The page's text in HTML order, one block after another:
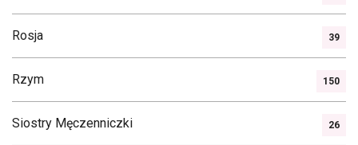
Rosja 39
Rzym 150
Siostry Męczenniczki 26